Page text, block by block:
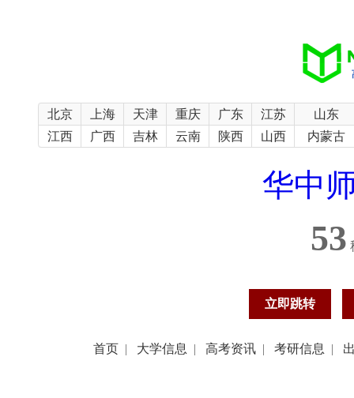
北京 上海 天津 重庆 广东 江苏
山东
江西
广西 吉林 云南 陕西 山西 内蒙古
华中
53
立即跳转
首页 | 大学信息 | 高考资讯 | 考研信息 |